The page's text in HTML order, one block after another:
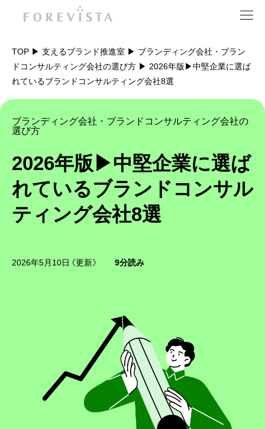
フォアビスタとは
ブランディング会社
実績
各種ブランディング
ソリューション
支えるブランド推進室
ライブラリー
ナレッジ
お問い合わせ
資料を受け取る
TOP 支えるブランド推進室
ブランディング会社・ブラン
ドコンサルティング会社の選び方
2026年版▶︎中堅企業に選ば
れているブランドコンサルティング会社8選
ブランディング会社・ブランドコンサルティング会社の
選び方
2026年版▶︎中堅企業に選ば
れているブランドコンサル
ティング会社8選
2026年5月10日《更新》 9分読み